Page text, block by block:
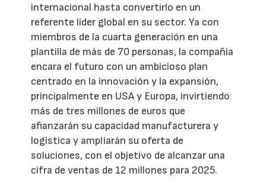
internacional hasta convertirlo en un
referente líder global en su sector. Ya con
miembros de la cuarta generación en una
plantilla de más de 70 personas, la compañía
encara el futuro con un ambicioso plan
centrado en la innovación y la expansión,
principalmente en USA y Europa, invirtiendo
más de tres millones de euros que
afianzarán su capacidad manufacturera y
logística y ampliarán su oferta de
soluciones, con el objetivo de alcanzar una
cifra de ventas de 12 millones para 2025.